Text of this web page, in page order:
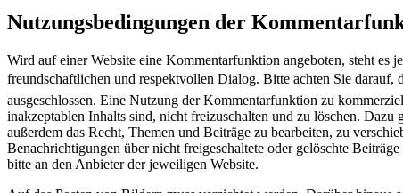
Nutzungsbedingungen der
Wird auf einer Website eine Kommentarfunktion angeboten, steht
freundschaftlichen und respektvollen Dialog. Bitte achten Sie
ausgeschlossen. Eine Nutzung der Kommentarfunktion zu
inakzeptablen Inhalts sind, nicht freizuschalten und zu löschen.
außerdem das Recht, Themen und Beiträge zu bearbeiten, zu
Benachrichtigungen über nicht freigeschaltete oder gelöschte
bitte an den Anbieter der jeweiligen Website.